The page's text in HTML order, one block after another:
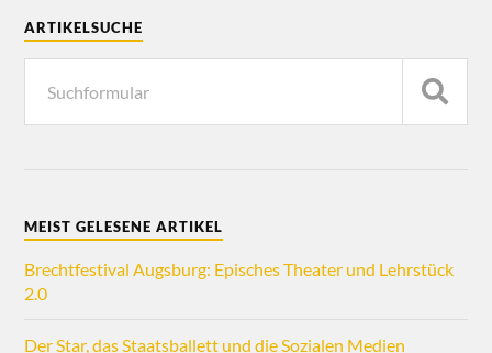
ARTIKELSUCHE
MEIST GELESENE ARTIKEL
Brechtfestival Augsburg: Episches Theater und Lehrstück
2.0
Der Star, das Staatsballett und die Sozialen Medien